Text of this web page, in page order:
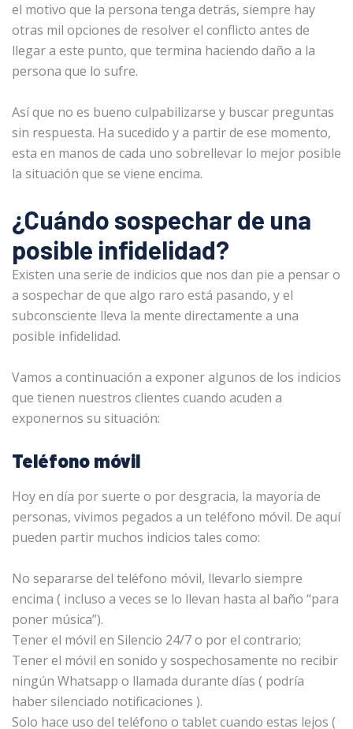
el motivo que la persona tenga detrás, siempre hay
otras mil opciones de resolver el conflicto antes de
llegar a este punto, que termina haciendo daño a la
persona que lo sufre.
Así que no es bueno culpabilizarse y buscar preguntas
sin respuesta. Ha sucedido y a partir de ese momento,
esta en manos de cada uno sobrellevar lo mejor posible
la situación que se viene encima.
¿Cuándo sospechar de una
posible infidelidad?
Existen una serie de indicios que nos dan pie a pensar o
a sospechar de que algo raro está pasando, y el
subconsciente lleva la mente directamente a una
posible infidelidad.
Vamos a continuación a exponer algunos de los indicios
que tienen nuestros clientes cuando acuden a
exponernos su situación:
Teléfono móvil
Hoy en día por suerte o por desgracia, la mayoría de
personas, vivimos pegados a un teléfono móvil. De aquí
pueden partir muchos indicios tales como:
No separarse del teléfono móvil, llevarlo siempre
encima ( incluso a veces se lo llevan hasta al baño “para
poner música”).
Tener el móvil en Silencio 24/7 o por el contrario;
Tener el móvil en sonido y sospechosamente no recibir
ningún Whatsapp o llamada durante días ( podría
haber silenciado notificaciones ).
Solo hace uso del teléfono o tablet cuando estas lejos (